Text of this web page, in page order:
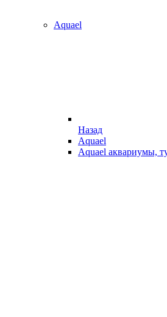
Aquael
Назад
Aquael
Aquael аквариумы,